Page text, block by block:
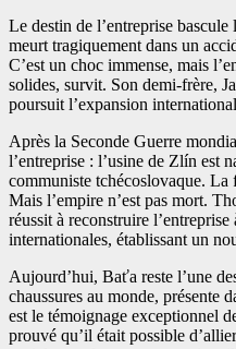
Le destin de l’entreprise
meurt tragiquement dans un
C’est un choc immense, mais
solides, survit. Son demi-frère,
poursuit l’expansion
Après la Seconde Guerre
l’entreprise : l’usine de Zlín est
communiste tchécoslovaque.
Mais l’empire n’est pas mort.
réussit à reconstruire l’entreprise
internationales, établissant un
Aujourd’hui, Baťa reste l’une
chaussures au monde, présente
est le témoignage exceptionnel
prouvé qu’il était possible